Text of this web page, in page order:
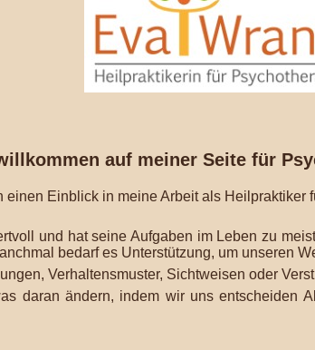
ommen auf meiner Seite für
einen Einblick in meine Arbeit als Heilpraktiker
und hat seine Aufgaben im Leben zu
bedarf es Unterstützung, um unseren
Verhaltensmuster, Sichtweisen oder
daran ändern, indem wir uns entscheiden